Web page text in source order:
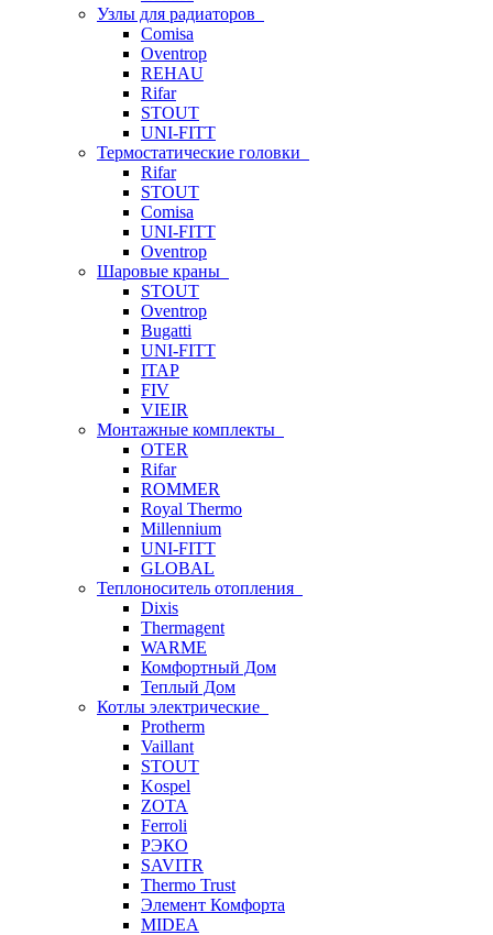
Узлы для радиаторов
Comisa
Oventrop
REHAU
Rifar
STOUT
UNI-FITT
Термостатические головки
Rifar
STOUT
Comisa
UNI-FITT
Oventrop
Шаровые краны
STOUT
Oventrop
Bugatti
UNI-FITT
ITAP
FIV
VIEIR
Монтажные комплекты
OTER
Rifar
ROMMER
Royal Thermo
Millennium
UNI-FITT
GLOBAL
Теплоноситель отопления
Dixis
Thermagent
WARME
Комфортный Дом
Теплый Дом
Котлы электрические
Protherm
Vaillant
STOUT
Kospel
ZOTA
Ferroli
РЭКО
SAVITR
Thermo Trust
Элемент Комфорта
MIDEA